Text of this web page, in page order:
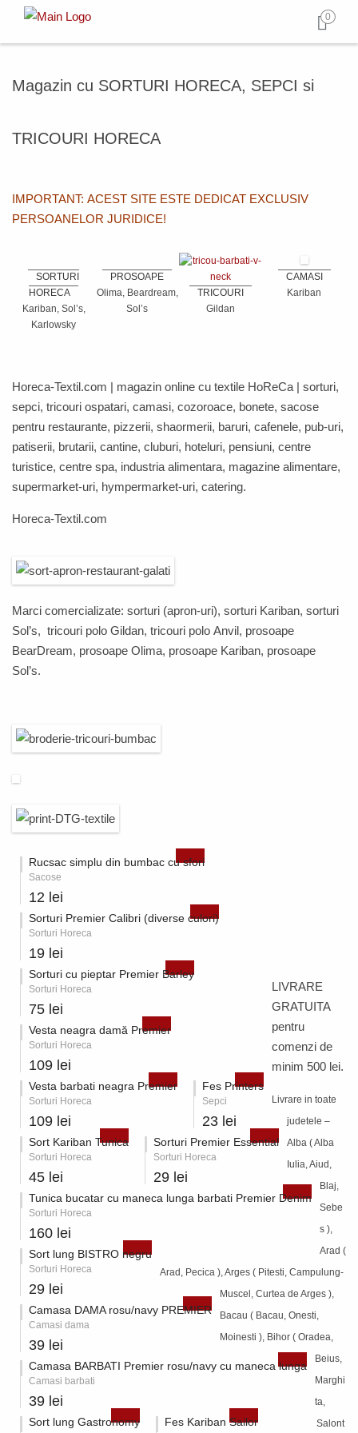
0
Magazin cu SORTURI HORECA, SEPCI si
TRICOURI HORECA
IMPORTANT: ACEST SITE ESTE DEDICAT EXCLUSIV
PERSOANELOR JURIDICE!
SORTURI
HORECA
Kariban, Sol’s,
Karlowsky
PROSOAPE
Olima, Beardream,
Sol’s
TRICOURI
Gildan
CAMASI
Kariban
Horeca-Textil.com | magazin online cu textile HoReCa | sorturi,
sepci, tricouri ospatari, camasi, cozoroace, bonete, sacose
pentru restaurante, pizzerii, shaormerii, baruri, cafenele, pub-uri,
patiserii, brutarii, cantine, cluburi, hoteluri, pensiuni, centre
turistice, centre spa, industria alimentara, magazine alimentare,
supermarket-uri, hympermarket-uri, catering.
Horeca-Textil.com
Marci comercializate: sorturi (apron-uri), sorturi Kariban, sorturi
Sol’s, tricouri polo Gildan, tricouri polo Anvil, prosoape
BearDream, prosoape Olima, prosoape Kariban, prosoape
Sol’s.
Rucsac simplu din bumbac cu sfori
Sacose
12 lei
Sorturi Premier Calibri (diverse culori)
Sorturi Horeca
19 lei
Sorturi cu pieptar Premier Barley
Sorturi Horeca
75 lei
Vesta neagra damă Premier
Sorturi Horeca
109 lei
Vesta barbati neagra Premier
Sorturi Horeca
109 lei
Fes Printers
Sepci
23 lei
Sort Kariban Tunica
Sorturi Horeca
45 lei
Sorturi Premier Essential
Sorturi Horeca
29 lei
Tunica bucatar cu maneca lunga barbati Premier Denim
Sorturi Horeca
160 lei
Sort lung BISTRO negru
Sorturi Horeca
29 lei
Camasa DAMA rosu/navy PREMIER
Camasi dama
39 lei
Camasa BARBATI Premier rosu/navy cu maneca lunga
Camasi barbati
39 lei
Sort lung Gastronomy Fes Kariban Sailor
LIVRARE
GRATUITA
pentru
comenzi de
minim 500 lei.
Livrare in toate
judetele –
Alba ( Alba
Iulia, Aiud,
Blaj,
Sebe
s ),
Arad (
Arad, Pecica ), Arges ( Pitesti, Campulung-
Muscel, Curtea de Arges ),
Bacau ( Bacau, Onesti,
Moinesti ), Bihor ( Oradea,
Beius,
Marghi
ta,
Salont